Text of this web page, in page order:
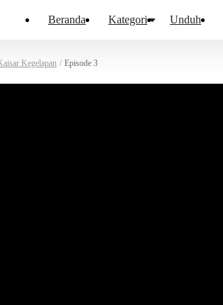
Beranda Kategori Unduh
Kegelapan / Episode 3